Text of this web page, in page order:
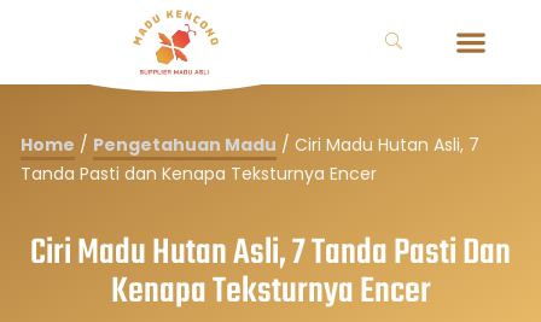
Home / Pengetahuan Madu / Ciri Madu Hutan Asli, 7
Tanda Pasti dan Kenapa Teksturnya Encer
Ciri Madu Hutan Asli, 7 Tanda Pasti Dan
Kenapa Teksturnya Encer